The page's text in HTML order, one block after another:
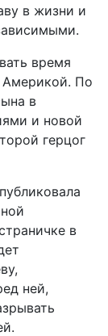
в жизни и
время
Америкой. По
в
и новой
герцог
в
ней,